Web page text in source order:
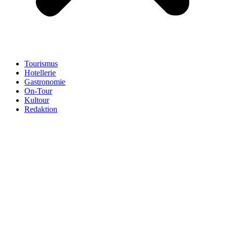
Tourismus
Hotellerie
Gastronomie
On-Tour
Kultour
Redaktion